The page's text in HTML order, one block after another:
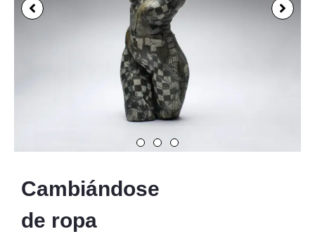
Cambiándose
de ropa